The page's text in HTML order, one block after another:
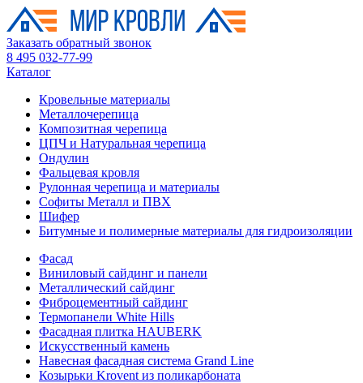
Заказать обратный звонок
8 495 032-77-99
Каталог
Кровельные материалы
Металлочерепица
Композитная черепица
ЦПЧ и Натуральная черепица
Ондулин
Фальцевая кровля
Рулонная черепица и материалы
Софиты Металл и ПВХ
Шифер
Битумные и полимерные материалы для гидроизоляции
Фасад
Виниловый сайдинг и панели
Металлический сайдинг
Фиброцементный сайдинг
Термопанели White Hills
Фасадная плитка HAUBERK
Искусственный камень
Навесная фасадная система Grand Line
Козырьки Krovent из поликарбоната